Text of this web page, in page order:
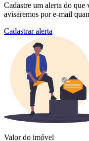
Cadastre um alerta do que
avisaremos por e-mail
Cadastrar alerta
Valor do imóvel